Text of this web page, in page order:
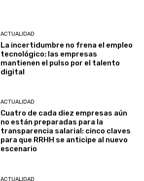
ACTUALIDAD
La incertidumbre no frena el empleo
tecnológico: las empresas
mantienen el pulso por el talento
digital
ACTUALIDAD
Cuatro de cada diez empresas aún
no están preparadas para la
transparencia salarial: cinco claves
para que RRHH se anticipe al nuevo
escenario
ACTUALIDAD